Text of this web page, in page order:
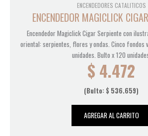
ENCENDEDORES CATALITICOS
ENCENDEDOR MAGICLICK
Encendedor Magiclick Cigar Serpiente con
oriental: serpientes, flores y ondas. Cinco fondos
unidades. Bulto x 120
$ 4.472
(Bulto: $ 536.659)
AGREGAR AL CARRITO